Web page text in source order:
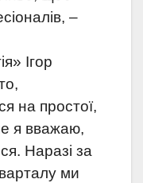
–
Ігор
на простої,
я вважаю,
Наразі за
ми